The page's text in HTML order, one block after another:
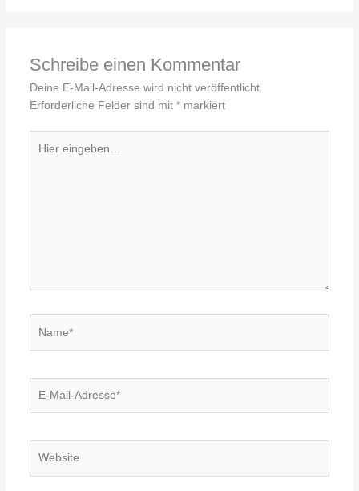
Schreibe einen Kommentar
Deine E-Mail-Adresse wird nicht veröffentlicht.
Erforderliche Felder sind mit *markiert
eingeben…
Mail-